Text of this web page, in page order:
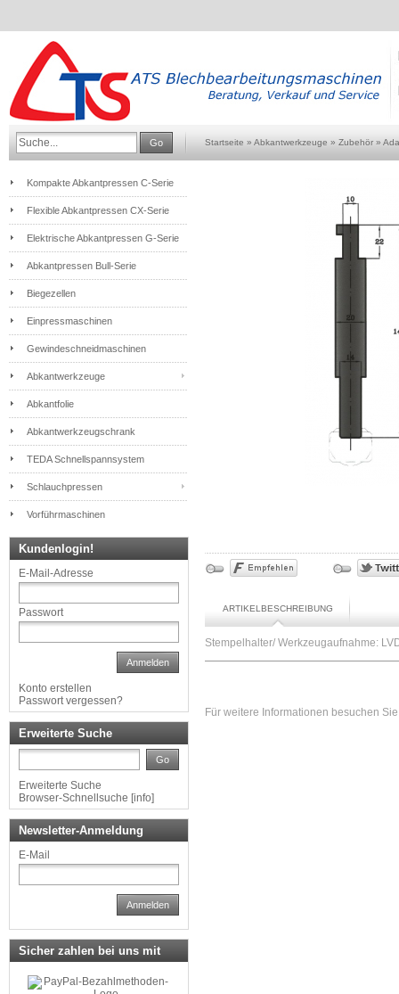
Go Startseite » Abkantwerkzeuge » Zubehör »
ARTIKELBESCHREIBUNG
Stempelhalter/ Werkzeugaufnahme:
Für weitere Informationen besuchen
Kompakte Abkantpressen C-Serie
Flexible Abkantpressen CX-Serie
Elektrische Abkantpressen G-Serie
Abkantpressen Bull-Serie
Biegezellen
Einpressmaschinen
Gewindeschneidmaschinen
Abkantwerkzeuge
Abkantfolie
Abkantwerkzeugschrank
TEDA Schnellspannsystem
Schlauchpressen
Vorführmaschinen
Kundenlogin!
E-Mail-Adresse
Passwort
Anmelden
Konto erstellen
Passwort vergessen?
Erweiterte Suche
Go
Erweiterte Suche
Browser-Schnellsuche [info]
Newsletter-Anmeldung
E-Mail
Anmelden
Sicher zahlen bei uns mit